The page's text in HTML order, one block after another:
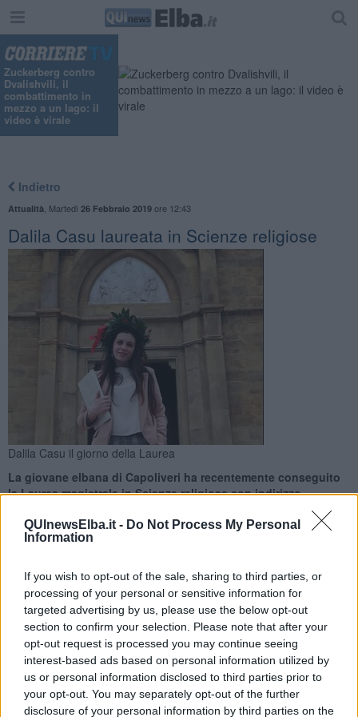
QUInewsElba.it - Do Not Process My Personal
Information
If you wish to opt-out of the sale, sharing to third parties, or
processing of your personal or sensitive information for
targeted advertising by us, please use the below opt-out
section to confirm your selection. Please note that after your
opt-out request is processed you may continue seeing
interest-based ads based on personal information utilized by
us or personal information disclosed to third parties prior to
your opt-out. You may separately opt-out of the further
disclosure of your personal information by third parties on the
Zuckerberg contro
Dvalishvili, il
combattimento in
mezzo a un lago: il
video è virale
Indietro
Attualità Martedì 26 Febbraio 2019ore 12:43
Dalila Casu laureata in Scienze religiose
Dalila Casu il giorno della Laurea
La giovane elbana di Capoliveri ha recentemente conseguito
la Laurea magistrale in Scienze religiose con indirizzo
CAPOLIVERI —Dalila Casu, giovane di Capoliveri, ha conseguito
la Laurea magistrale in Scienze religiose presso l'Istituto superiore
di Scienze religiose della Toscana "Santa Caterina da Siena".
"Dalla cultura dello scarto alla cultura delle cura. Una
riflessione a partire dallaLaudato Sìdi Papa Francesco " è
stato l'argomento della tesi di Laurea, discussa il 19 Febbraio 2019